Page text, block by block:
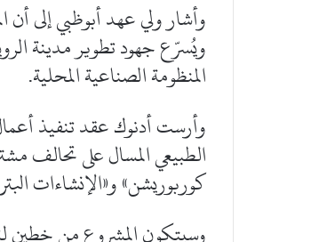
وأشار ولي عهد أبوظبي إلى أن
ويُسرّع جهود تطوير مدينة
المنظومة الصناعية المحلية.
وأرست أدنوك عقد تنفيذ
الطبيعي المسال على تحالف
كوربوريشن» و«الإنشاءات